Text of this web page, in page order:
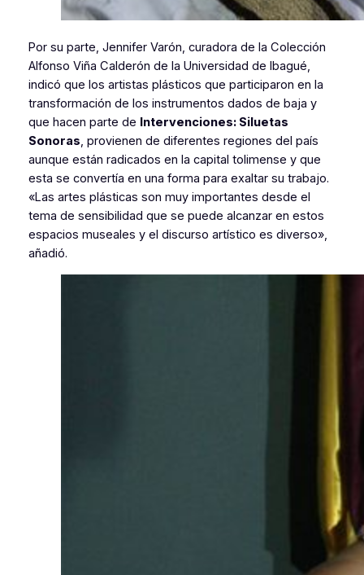
Por su parte, Jennifer Varón, curadora de la Colección
Alfonso Viña Calderón de la Universidad de Ibagué,
indicó que los artistas plásticos que participaron en la
transformación de los instrumentos dados de baja y
que hacen parte de Intervenciones: Siluetas
Sonoras, provienen de diferentes regiones del país
aunque están radicados en la capital tolimense y que
esta se convertía en una forma para exaltar su trabajo.
«Las artes plásticas son muy importantes desde el
tema de sensibilidad que se puede alcanzar en estos
espacios museales y el discurso artístico es diverso»,
añadió.